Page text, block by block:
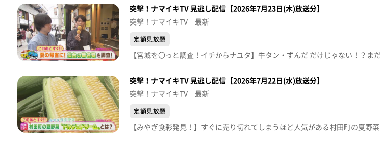
突撃！ナマイキTV 見逃し配信【2026年7月23日(木)放送分】
突撃！ナマイキTV 最新
定額見放題
突撃！ナマイキTV 見逃し配信【2026年7月22日(水)放送分】
突撃！ナマイキTV 最新
定額見放題